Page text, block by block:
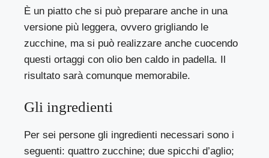
È un piatto che si può preparare anche in una
versione più leggera, ovvero grigliando le
zucchine, ma si può realizzare anche cuocendo
questi ortaggi con olio ben caldo in padella. Il
risultato sarà comunque memorabile.
Gli ingredienti
Per sei persone gli ingredienti necessari sono i
seguenti: quattro zucchine; due spicchi d’aglio;